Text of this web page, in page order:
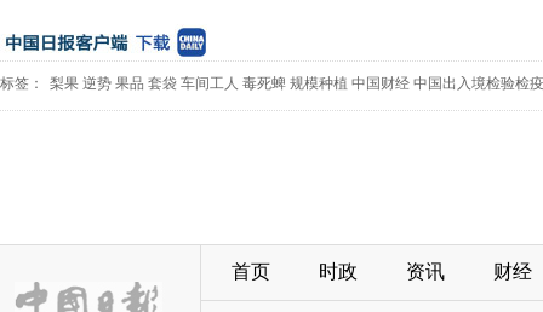
标签： 梨果 逆势 果品 套袋 车间工人 毒死蜱 规模种植 中国财经 中国出入境检验检
首页 时政 资讯 财经